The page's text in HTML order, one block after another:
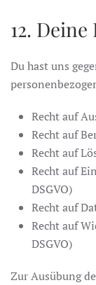
12. Deine
Du hast uns
Recht auf
Recht auf
Recht auf
Recht auf
DSGVO)
Recht auf
Recht auf
DSGVO)
Zur Ausübung